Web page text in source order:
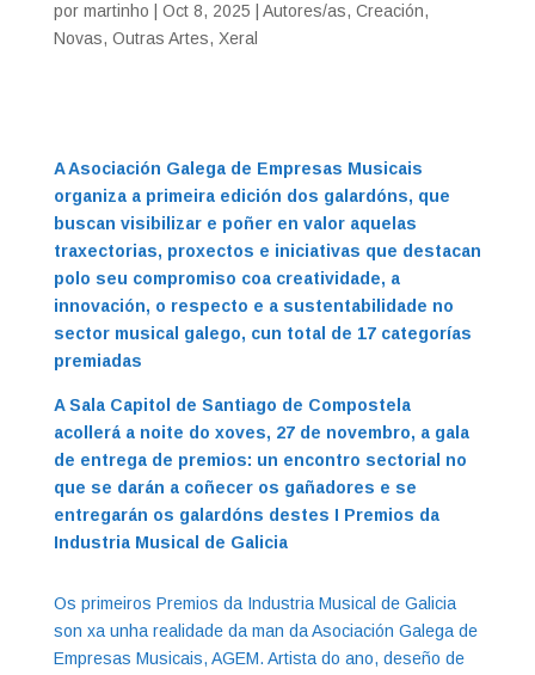
por martinho Oct 8, 2025 Autores/as, Creación,
Novas, Outras Artes, Xeral
A Asociación Galega de Empresas Musicais
organiza a primeira edición dos galardóns, que
buscan visibilizar e poñer en valor aquelas
traxectorias, proxectos e iniciativas que destacan
polo seu compromiso coa creatividade, a
innovación, o respecto e a sustentabilidade no
sector musical galego, cun total de 17 categorías
premiadas
A Sala Capitol de Santiago de Compostela
acollerá a noite do xoves, 27 de novembro, a gala
de entrega de premios: un encontro sectorial no
que se darán a coñecer os gañadores e se
entregarán os galardóns destes I Premios da
Industria Musical de Galicia
Os primeiros Premios da Industria Musical de Galicia
son xa unha realidade da man da Asociación Galega de
Empresas Musicais, AGEM. Artista do ano, deseño de